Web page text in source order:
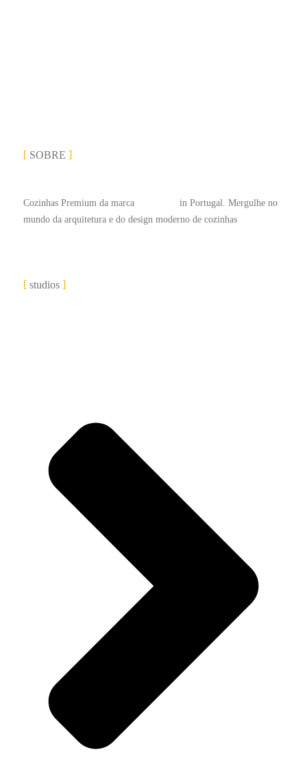
SOBRE
Cozinhas Premium da marca
in Portugal. Mergulhe no
mundo da arquitetura e do design moderno de cozinhas
studios